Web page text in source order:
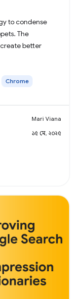
to condense
The
better
Chrome
Mari Viana
১৫ মে, ২০২৫